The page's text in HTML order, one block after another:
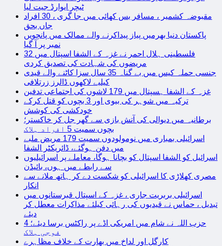
ٹیچر ایوارڈ جیت لیا
مقبوضہ کشمیر ، مسافر بس کھائی میں جا گری ، 30 افراد
جاں بحق
پاکستان دنیا بھرمیں پیاز پیداکرنے والے ممالک میں پانچویں
نمبر پر آ گیا
فلسطینی ہلال احمر نے غزہ کے الشفا اسپتال میں 32
مریضوں کی شہادت کی تصدیق کردی
جنسی حملہ کیس میں بے گناہ 35 سال سزا کاٹنے والے قیدی
کیلیے لاکھوں ڈالرز زرتلافی
غزہ کے الشفا ہسپتال میں 179 لاشوں کی اجتماعی تدفین
ترکیہ میں شوہر کی بیوی اور 3 بچوں کو قتل کرکے
خودکشی کی کوشش
برطانیہ میں دیوالی کی آتش بازی سے گھر جل کر خاکستر؛
بچوں سمیت 5 افراد ہلاک
اسرائیلی بمباری میں نومولودوں سمیت 179 مریض ملبے
میں دفن ہوگئے، ڈائریکٹر الشفا
اسرائیل کو الشفا اسپتال کو بچانا ہوگا، معاملے پر اسرائیلیوں
سے رابطے میں ہوں، بائیڈن
مصری کھلاڑی کا اسرائیلی کو شکست دے کر ہاتھ ملانے سے
انکار
اسرائیلی بربریت جاری ، غزہ کے اسپتال قبرستانوں میں
تبدیل ، حماس نے قیدیوں کی رہائی کیلئے مذاکرات معطل کر
دیئے
حزب اللہ نے شام میں امریکی اڈے پر راکٹس برسا دیئے؛ 4
فوجی ہلاک
کارگل اور لداخ میں بھارت کے خلاف مظاہرے